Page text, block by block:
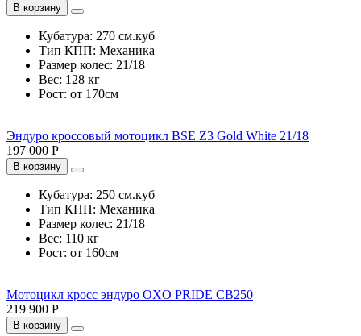
В корзину
Кубатура: 270 см.куб
Тип КПП: Механика
Размер колес: 21/18
Вес: 128 кг
Рост: от 170см
Эндуро кроссовый мотоцикл BSE Z3 Gold White 21/18
197 000 Р
В корзину
Кубатура: 250 см.куб
Тип КПП: Механика
Размер колес: 21/18
Вес: 110 кг
Рост: от 160см
Мотоцикл кросс эндуро OXO PRIDE CB250
219 900 Р
В корзину